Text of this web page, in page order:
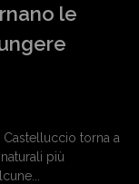
le
torna a
più